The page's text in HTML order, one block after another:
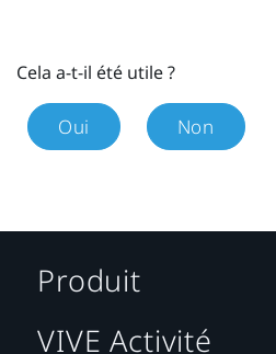
Cela a-t-il été utile ?
Oui Non
Produit
VIVE Activité